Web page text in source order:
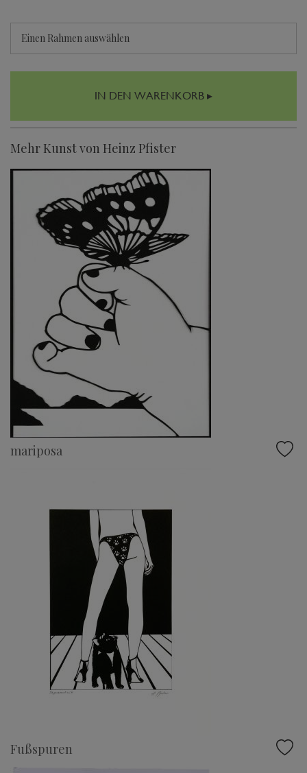
Einen Rahmen auswählen
IN DEN WARENKORB ▸
Mehr Kunst von Heinz Pfister
mariposa
Fußspuren